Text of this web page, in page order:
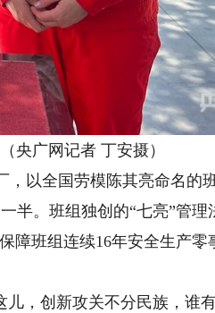
央广网记者 丁安摄）
以全国劳模陈其亮命名的
半。班组独创的“七亮”管理
障班组连续16年安全生产零
，创新攻关不分民族，谁